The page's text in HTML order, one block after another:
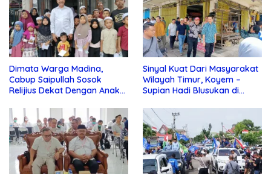
Dimata Warga Madina,
Cabup Saipullah Sosok
Relijius Dekat Dengan Anak
Sinyal Kuat Dari Masyarakat
Wilayah Timur, Koyem –
Supian Hadi Blusukan di